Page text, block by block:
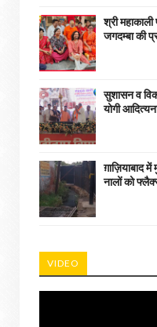
श्री महाकाली
जगदम्बा की
सुशासन व
योगी
ग़ाज़ियाबाद
नालों को
VIDEO